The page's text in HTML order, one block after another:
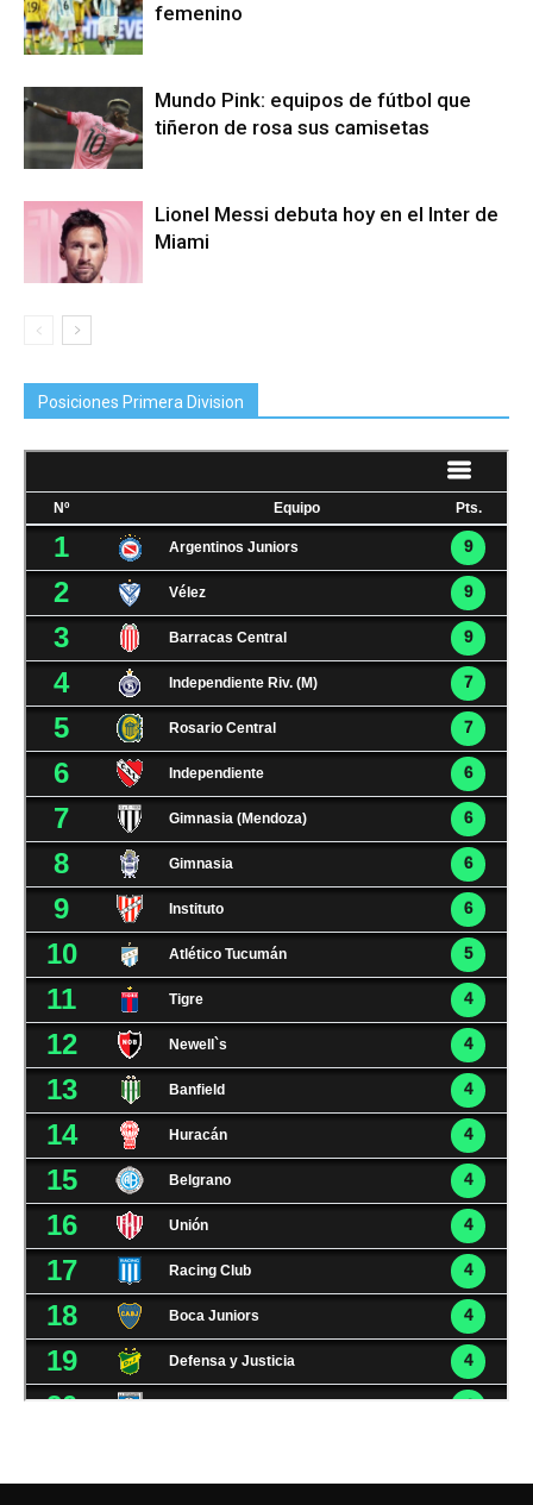
femenino
Mundo Pink: equipos de fútbol que
tiñeron de rosa sus camisetas
Lionel Messi debuta hoy en el Inter de
Miami
Posiciones Primera Division